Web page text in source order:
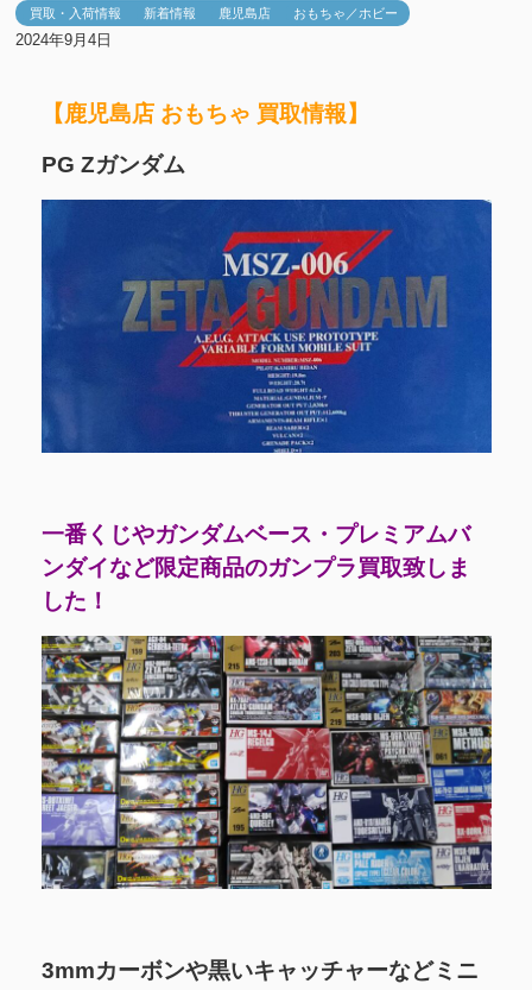
買取・入荷情報 新着情報 鹿児島店 おもちゃ／ホビー
2024年9月4日
【鹿児島店 おもちゃ 買取情報】
PG Zガンダム
一番くじやガンダムベース・プレミアムバ
ンダイなど限定商品のガンプラ買取致しま
した！
3mmカーボンや黒いキャッチャーなどミニ